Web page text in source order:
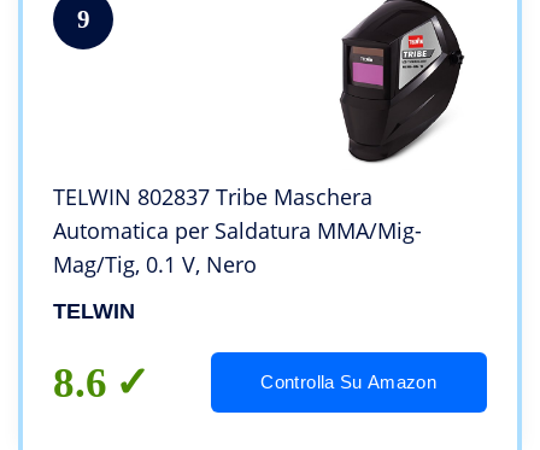
9
TELWIN 802837 Tribe Maschera
Automatica per Saldatura MMA/Mig-
Mag/Tig, 0.1 V, Nero
TELWIN
8.6 Controlla Su Amazon